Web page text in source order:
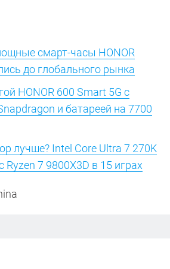
смарт-часы HONOR
до глобального рынка
HONOR 600 Smart 5G с
и батареей на 7700
лучше? Intel Core Ultra 7 270K
Ryzen 7 9800X3D в 15 играх